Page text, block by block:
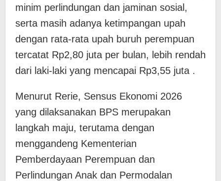
minim perlindungan dan jaminan sosial,
serta masih adanya ketimpangan upah
dengan rata-rata upah buruh perempuan
tercatat Rp2,80 juta per bulan, lebih rendah
dari laki-laki yang mencapai Rp3,55 juta .
Menurut Rerie, Sensus Ekonomi 2026
yang dilaksanakan BPS merupakan
langkah maju, terutama dengan
menggandeng Kementerian
Pemberdayaan Perempuan dan
Perlindungan Anak dan Permodalan